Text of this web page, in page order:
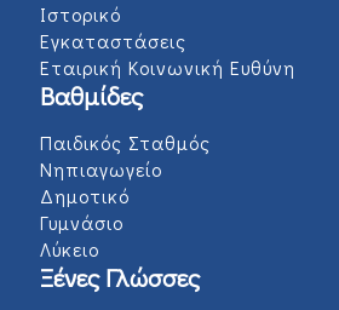
Ιστορικό
Εγκαταστάσεις
Εταιρική Κοινωνική Ευθύνη
Βαθμίδες
Παιδικός Σταθμός
Νηπιαγωγείο
Δημοτικό
Γυμνάσιο
Λύκειο
Ξένες Γλώσσες